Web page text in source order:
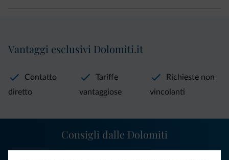
Vantaggi esclusivi Dolomiti.it
Contatto
diretto
Tariffe
vantaggiose
Richieste non
vincolanti
Consigli dalle Dolomiti